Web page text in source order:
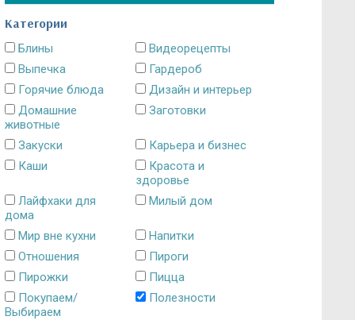
Категории
Блины
Видеорецепты
Выпечка
Гардероб
Горячие блюда
Дизайн и интерьер
Домашние
животные
Заготовки
Закуски
Карьера и бизнес
Каши
Красота и
здоровье
Лайфхаки для
дома
Милый дом
Мир вне кухни
Напитки
Отношения
Пироги
Пирожки
Пицца
Покупаем/
Выбираем
Полезности